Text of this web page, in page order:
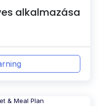
alkalmazása